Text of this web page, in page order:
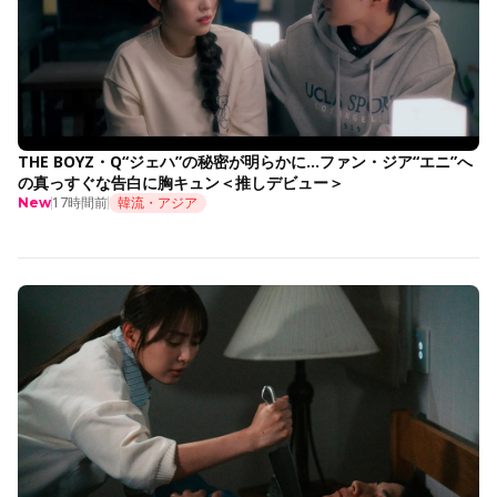
THE BOYZ・Q“ジェハ”の秘密が明らかに…ファン・ジア“エニ”へ
の真っすぐな告白に胸キュン＜推しデビュー＞
New17時間前 韓流・アジア